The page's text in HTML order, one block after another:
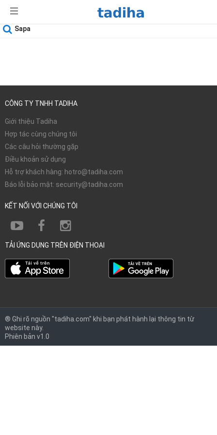
Sapa
CÔNG TY TNHH TADIHA
Giới thiệu Tadiha
Hợp tác cùng chúng tôi
Các câu hỏi thường gặp
Điều khoản sử dụng
Hỗ trợ khách hàng: hotro@tadiha.com
Báo lỗi bảo mật: security@tadiha.com
KẾT NỐI VỚI CHÚNG TÔI
TẢI ỨNG DỤNG TRÊN ĐIỆN THOẠI
® Ghi rõ nguồn "tadiha.com" khi bạn phát hành lại thông tin từ
website này.
Phiên bản v1.0